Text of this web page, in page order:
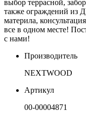
выбор террасной,
также ограждений из
материла,
все в одном месте!
с нами!
Производитель
NEXTWOOD
Артикул
00-00004871